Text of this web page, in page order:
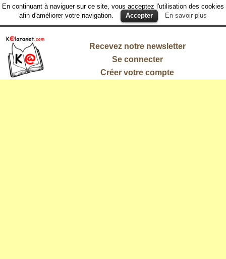
En continuant à naviguer sur ce site, vous acceptez l'utilisation des cookies
afin d'améliorer votre navigation.
Accepter En savoir plus
Recevez notre newsletter
Se connecter
Créer votre compte